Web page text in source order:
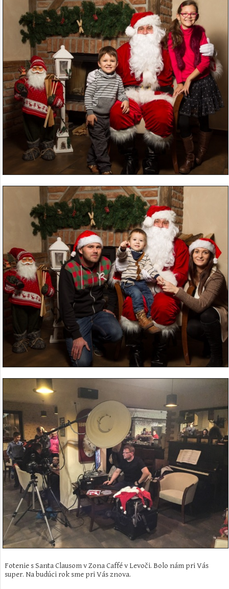
Fotenie s Santa Clausom v Zona Caffé v Levoči. Bolo nám pri Vás
super. Na budúci rok sme pri Vás znova.